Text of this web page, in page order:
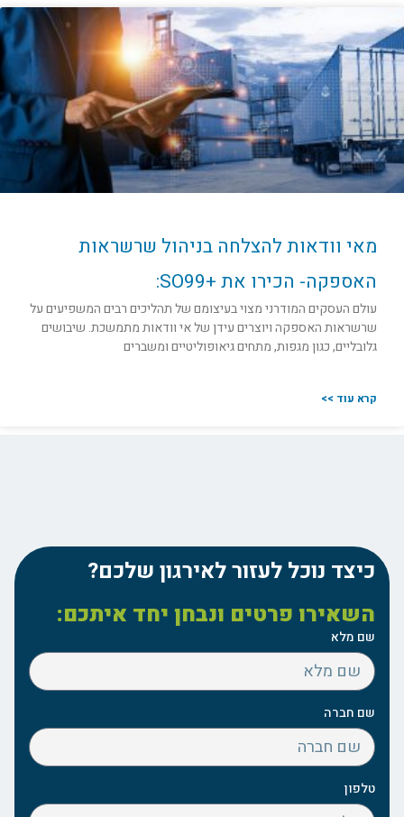
מאי וודאות להצלחה בניהול שרשראות
האספקה- הכירו את +SO99:
עולם העסקים המודרני מצוי בעיצומם של תהליכים רבים המשפיעים על
שרשראות האספקה ויוצרים עידן של אי וודאות מתמשכת. שיבושים
גלובליים, כגון מגפות, מתחים גיאופוליטיים ומשברים
קרא עוד >>
כיצד נוכל לעזור לאירגון שלכם?
השאירו פרטים ונבחן יחד איתכם:
שם מלא
שם חברה
טלפון